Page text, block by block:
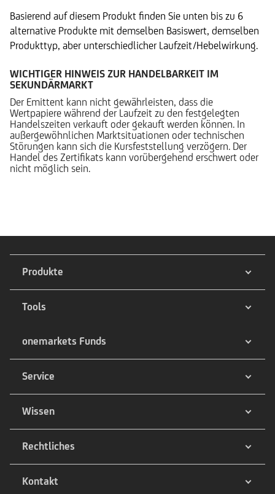
Basierend auf diesem Produkt finden Sie unten bis zu 6
alternative Produkte mit demselben Basiswert, demselben
Produkttyp, aber unterschiedlicher Laufzeit/Hebelwirkung.
WICHTIGER HINWEIS ZUR HANDELBARKEIT IM
SEKUNDÄRMARKT
Der Emittent kann nicht gewährleisten, dass die
Wertpapiere während der Laufzeit zu den festgelegten
Handelszeiten verkauft oder gekauft werden können. In
außergewöhnlichen Marktsituationen oder technischen
Störungen kann sich die Kursfeststellung verzögern. Der
Handel des Zertifikats kann vorübergehend erschwert oder
nicht möglich sein.
Produkte
Tools
onemarkets Funds
Service
Wissen
Rechtliches
Kontakt